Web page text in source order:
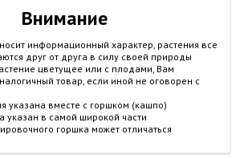
Внимание
информационный характер, растения все
друг от друга в силу своей природы
цветущее или с плодами, Вам
товар, если иной не оговорен с
указана вместе с горшком (кашпо)
указан в самой широкой части
горшка может отличаться